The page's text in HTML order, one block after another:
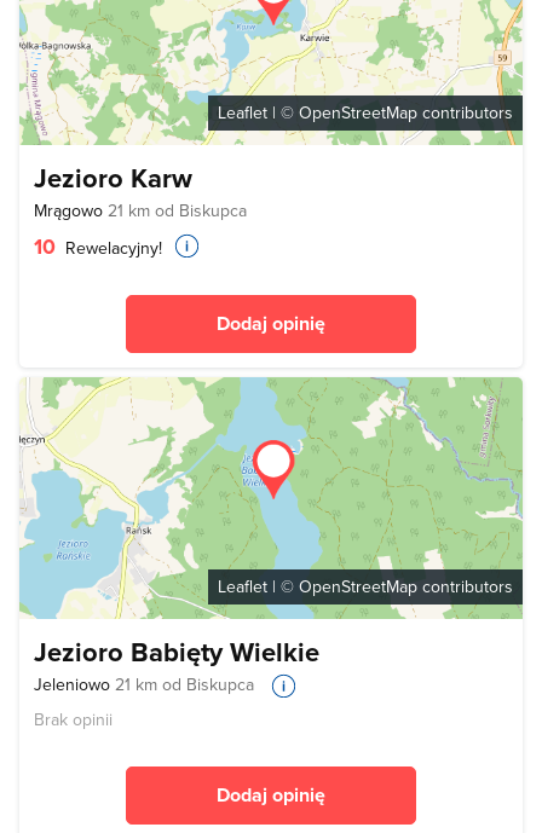
Leaflet | © OpenStreetMap contributors
Jezioro Karw
Mrągowo 21 km od Biskupca
10 Rewelacyjny!
Dodaj opinię
Leaflet | © OpenStreetMap contributors
Jezioro Babięty Wielkie
Jeleniowo 21 km od Biskupca
Brak opinii
Dodaj opinię